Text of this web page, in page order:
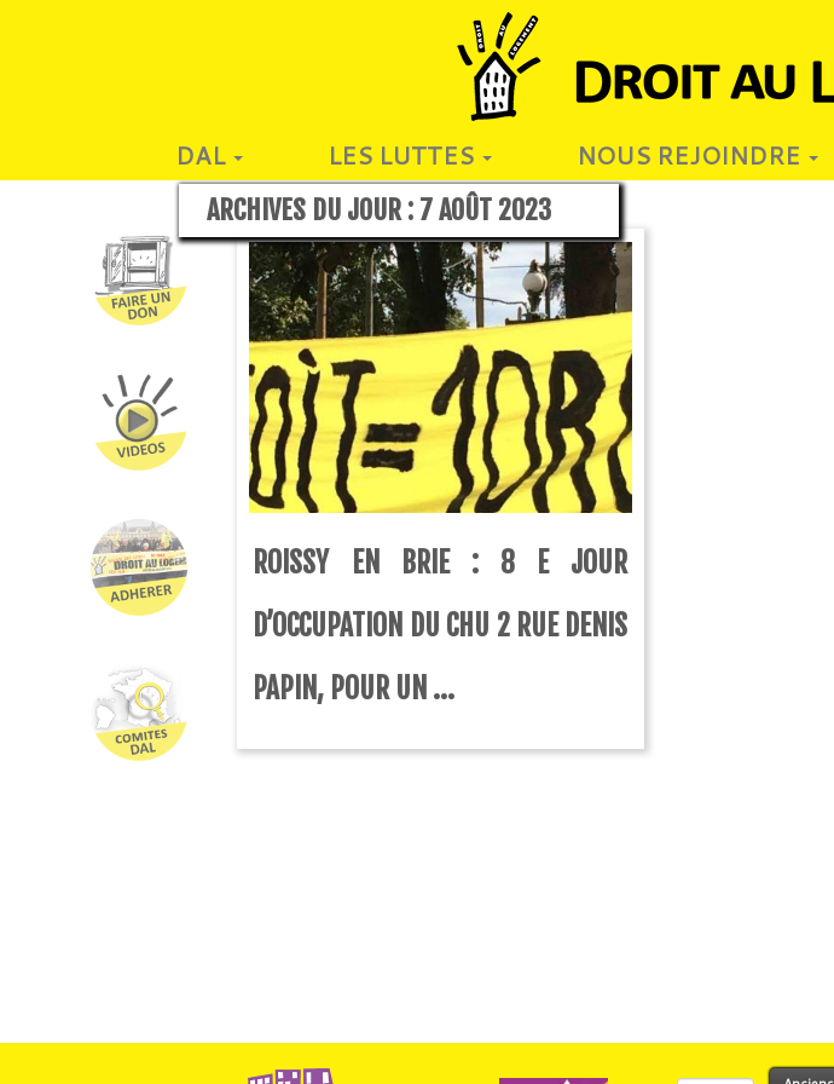
DAL LES LUTTES NOUS REJOINDRE
ARCHIVES DU JOUR : 7 AOÛT 2023
ROISSY EN BRIE : 8 E JOUR
D’OCCUPATION DU CHU 2 RUE DENIS
PAPIN, POUR UN ...